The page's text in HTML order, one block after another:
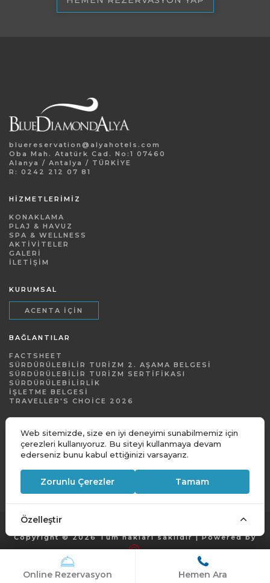
bluereservation@alyahotels.com
Oba Mah. Atatürk Cad. No:1 07460
Alanya / Antalya / TÜRKİYE
R: 0242 212 07 81
HİZMETLERİMİZ
KONAKLAMA
PLAJ & HAVUZ
SPA & WELLNESS
AKTIVITELER
GALERI
İLETIŞIM
KURUMSAL
ACENTA İÇIN
BAĞLANTILAR
FACTSHEET
SÜRDÜRÜLEBILIR TURIZM 2. AŞAMA BELGESI
SÜRDÜRÜLEBILIR TURIZM SERTIFIKASI
SÜRDÜRÜLEBILIRLIK
İŞLETME BELGESI
TRAVELLER'S CHOICE 2026
Copyright © 2026 Tüm hakları saklıdır | Powered by
Online Rezervasyon Hemen Ara
Web sitemizde, size en iyi deneyimi sunabilmemiz için
çerezleri kullanıyoruz. Bu siteyi kullanmaya devam
ederseniz bunu kabul ettiğinizi varsayarız.
Zorunlu Çerezler Tamam
Özelleştir